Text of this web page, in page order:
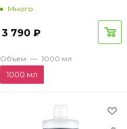
Много
3 790 ₽
Объем — 1000 мл
1000 мл